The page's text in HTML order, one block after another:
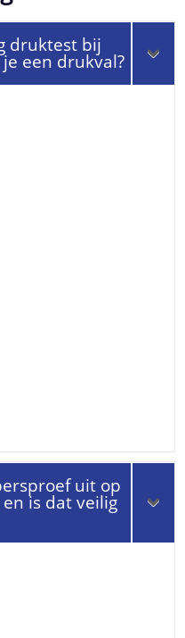
druktest bij
een drukval?
uit op
is dat veilig